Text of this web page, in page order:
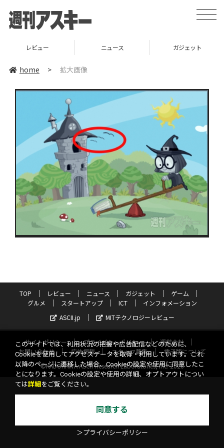
toggle
レビュー ニュース ガジェット
home > 拡大画像
TOP レビュー ニュース ガジェット
ゲーム
グルメ
スタートアップ ICT
インフォメーション
ASCII.jp
MITテクノロジーレビュー
サイトポリシー プライバシーポリシー
運営会社
お問い合わせ
広告掲載 スタッフ募集
電子版について
©KADOKAWA ASCII Research Laboratories, Inc. 2026
このサイトでは、利用状況の把握や広告配信などのために、
Cookieを使用してアクセスデータを取得・利用しています。これ
以降のページに遷移した場合、Cookieの設定や使用に同意したこ
とになります。Cookieの設定や使用の詳細、オプトアウトについ
ては詳細 をご覧ください。
同意する
＞プライバシーポリシー